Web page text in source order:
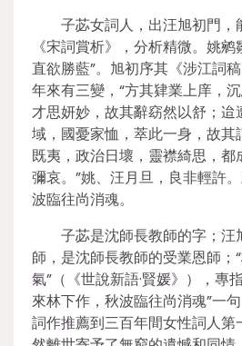
子苾女詞人，出汪旭初門，
《宋詞賞析》，分析精微。姚鹓
直欲勝藍”。旭初序其《涉江詞
年來有三變，“方其肄業上庠，
才思妍妙，故其辭窈然以舒；迨
域，國憂家恤，萃此一身，故
既夷，政治日壞，靈襟綺思，都
彌哀。”姚、汪月旦，良非輕許
波臨往尚消魂。
子苾是沈師長教師的字；汪
師，是沈師長教師的受業恩師；
氣”（《世說新語·賢媛》），專
來林下作，秋波臨往尚消魂”一
詞作推薦到三百年間女性詞人